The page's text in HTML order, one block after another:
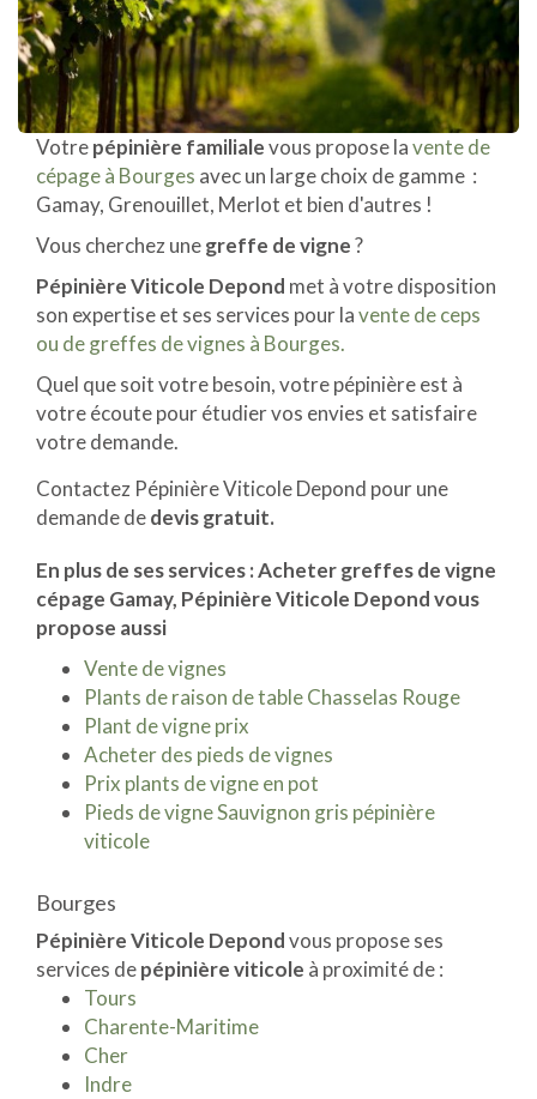
Votrepépinière familialevous propose lavente de
cépage à Bourges avec un large choix de gamme :
Gamay, Grenouillet, Merlot et bien d'autres !
Vous cherchez unegreffe de vigne?
Pépinière Viticole Depond met à votre disposition
son expertise et ses services pour lavente de ceps
ou de greffes de vignes à Bourges.
Quel que soit votre besoin, votre pépinière est à
votre écoute pour étudier vos envies et satisfaire
votre demande.
Contactez Pépinière Viticole Depond pour une
demande dedevis gratuit.
En plus de ses services :Acheter greffes de vigne
cépage Gamay, Pépinière Viticole Depond vous
propose aussi
Vente de vignes
Plants de raison de table Chasselas Rouge
Plant de vigne prix
Acheter des pieds de vignes
Prix plants de vigne en pot
Pieds de vigne Sauvignon gris pépinière
viticole
Bourges
Pépinière Viticole Depondvous propose ses
services depépinière viticole à proximité de :
Tours
Charente-Maritime
Cher
Indre